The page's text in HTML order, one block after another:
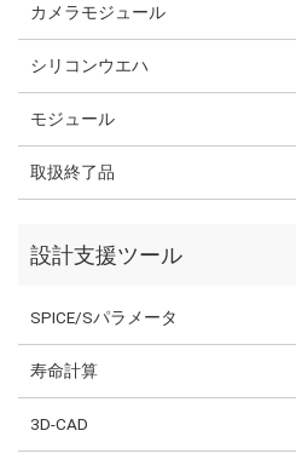
カメラモジュール
シリコンウエハ
モジュール
取扱終了品
設計支援ツール
SPICE/Sパラメータ
寿命計算
3D-CAD